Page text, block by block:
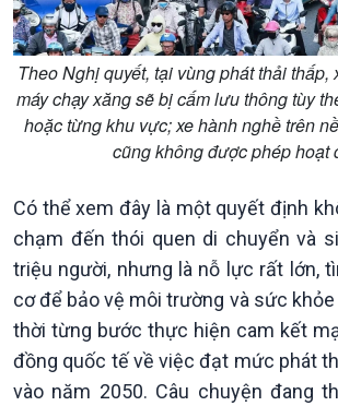
Tin Kinh tế
Trước giờ mở cửa
Dòng chảy Kinh tế
Sức sống hàng Việt
Khởi nghiệp
Tuyên chiến với gian lận
Tin Nông
đảo
Mùa vàng
Biển đảo
Tâm tình
đảo
Nam
Xã hội
Khoa
Theo Nghị quyết, tại vùng phát thải thấp,
máy chạy xăng sẽ bị cấm lưu thông tùy
hoặc từng khu vực; xe hành nghề trên
cũng không được phép hoạt
Có thể xem đây là một quyết định
chạm đến thói quen di chuyển và
triệu người, nhưng là nỗ lực rất lớn,
cơ để bảo vệ môi trường và sức
thời từng bước thực hiện cam kết
đồng quốc tế về việc đạt mức phát
vào năm 2050. Câu chuyện đang